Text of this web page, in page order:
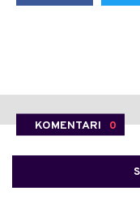
KOMENTARI 0